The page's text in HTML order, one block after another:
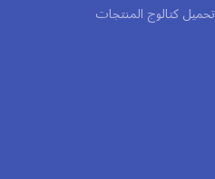
تحميل كتالوج المنتجات